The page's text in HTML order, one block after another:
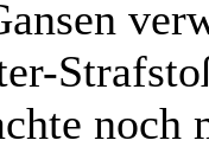
noch